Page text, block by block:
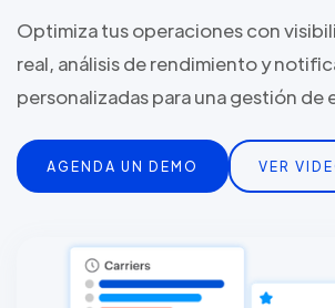
Optimiza tus operaciones con
real, análisis de rendimiento y
personalizadas para una gestión de
AGENDA UN DEMO VER